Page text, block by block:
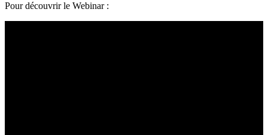
Pour découvrir le Webinar :